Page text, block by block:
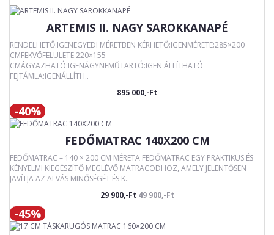
ARTEMIS II. NAGY SAROKKANAPÉ
RENDELHETŐ:IGENEGYEDI MÉRETBEN KÉRHETŐ:IGENMÉRETE:285×200
CMFEKVŐFELÜLETE:220×155
CMÁGYAZHATÓ:IGENÁGYNEMŰTARTÓ:IGEN ÁLLÍTHATÓ
FEJTÁMLA:IGENÁLLÍTH..
895 000,-Ft
-40%
FEDŐMATRAC 140X200 CM
FEDŐMATRAC – 140 × 200 CM MÉRETA FEDŐMATRAC EGY PRAKTIKUS ÉS
KÉNYELMI KIEGÉSZÍTŐ MEGLÉVŐ MATRACODHOZ, AMELY JELENTŐSEN
JAVÍTJA AZ ALVÁS MINŐSÉGÉT ÉS K..
29 900,-Ft 49 900,-Ft
-45%